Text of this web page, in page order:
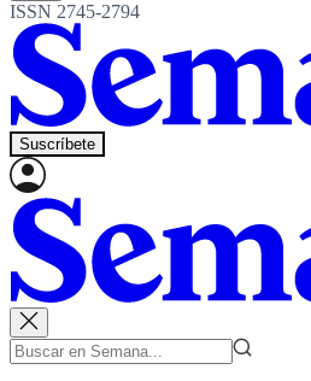
ISSN 2745-2794
Suscríbete